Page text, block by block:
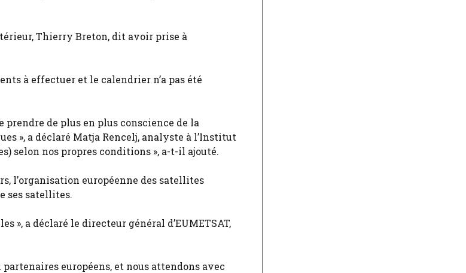
Thierry Breton, dit avoir prise à
à effectuer et le calendrier n’a pas été
prendre de plus en plus conscience de la
», a déclaré Matja Rencelj, analyste à l’Institut
selon nos propres conditions », a-t-il ajouté.
l’organisation européenne des satellites
ses satellites.
», a déclaré le directeur général d’EUMETSAT,
européens, et nous attendons avec